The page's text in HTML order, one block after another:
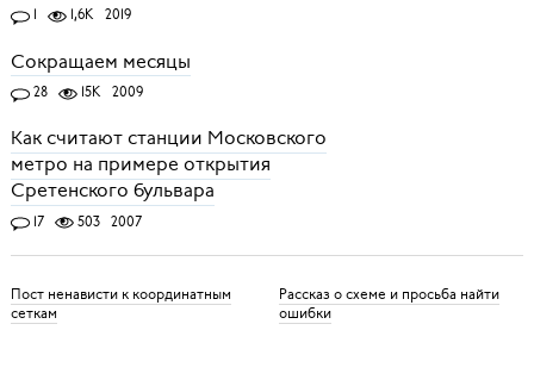
1 1,6K 2019
Сокращаем месяцы
28 15K 2009
Как считают станции Московского
метро на примере открытия
Сретенского бульвара
17 503 2007
Пост ненависти к координатным
сеткам
Рассказ о схеме и просьба найти
ошибки